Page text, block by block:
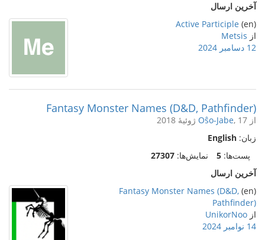
آخرین ارسال
(en)
Active Participle
از Metsis
12 دسامبر 2024
Fantasy Monster Names (D&D, Pathfinder)
از Oŝo-Jabe, 17 ژوئیهٔ 2018
زبان: English
پست‌ها: 5 نمایش‌ها: 27307
آخرین ارسال
(en)
Fantasy Monster Names (D&D,
Pathfinder)
از UnikorNoo
14 نوامبر 2024